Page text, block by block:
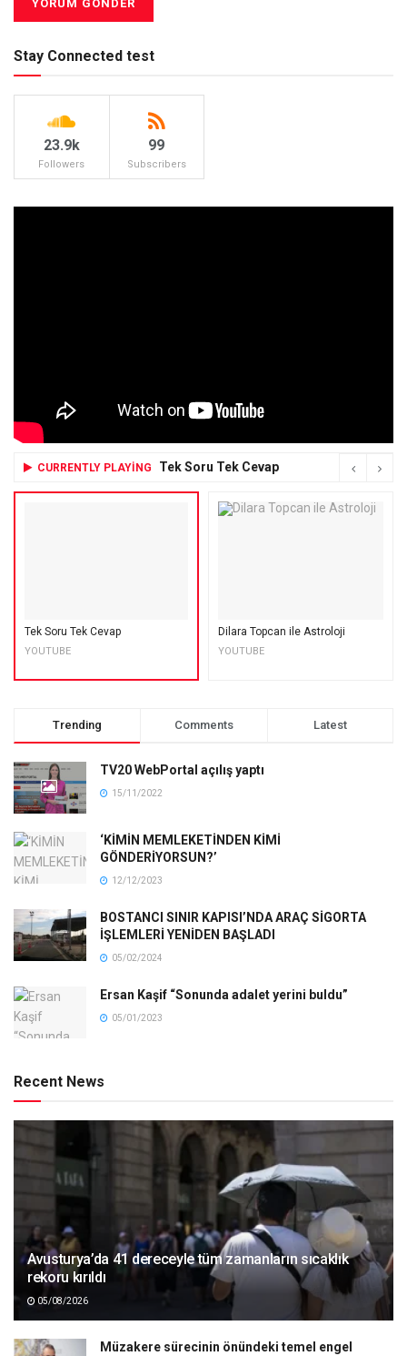
Stay Connected test
23.9k
Followers
99
Subscribers
CURRENTLY PLAYING Tek Soru Tek Cevap
Tek Soru Tek Cevap
YOUTUBE
Dilara Topcan ile Astroloji
YOUTUBE
Trending Comments Latest
TV20 WebPortal açılış yaptı
15/11/2022
‘KİMİN MEMLEKETİNDEN KİMİ
GÖNDERİYORSUN?’
12/12/2023
BOSTANCI SINIR KAPISI’NDA ARAÇ SİGORTA
İŞLEMLERİ YENİDEN BAŞLADI
05/02/2024
Ersan Kaşif “Sonunda adalet yerini buldu”
05/01/2023
Recent News
Avusturya’da 41 dereceyle tüm zamanların sıcaklık
rekoru kırıldı
05/08/2026
Müzakere sürecinin önündeki temel engel